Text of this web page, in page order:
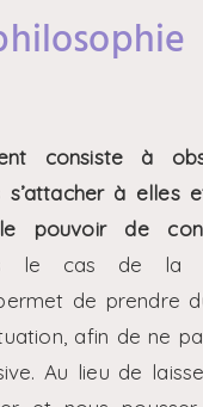
consiste à
s’attacher à elles
pouvoir de
le cas de la
de prendre
afin de ne
Au lieu de